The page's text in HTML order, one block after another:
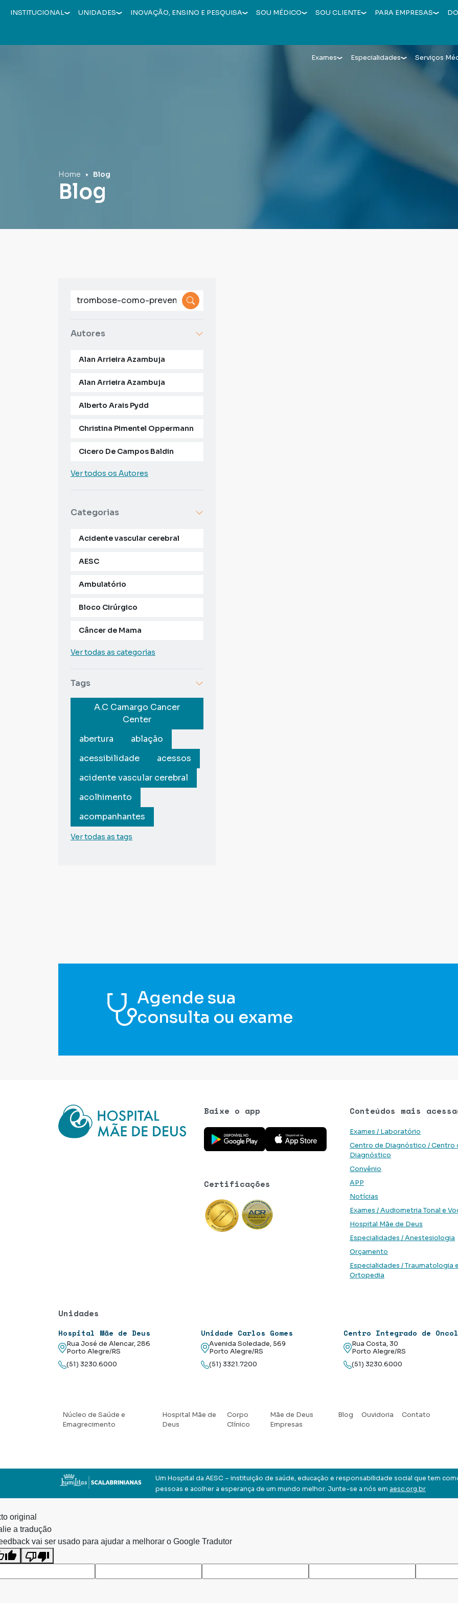
INSTITUCIONAL UNIDADES INOVAÇÃO, ENSINO E PESQUISA SOU MÉDICO SOU CLIENTE PARA EMPRESAS
Exames Especialidades Serviços
Home Blog
Blog
Autores
Alan Arrieira Azambuja
Alan Arrieira Azambuja
Alberto Arais Pydd
Christina Pimentel Oppermann
Cicero De Campos Baldin
Ver todos os Autores
Categorias
Acidente vascular cerebral
AESC
Ambulatório
Bloco Cirúrgico
Câncer de Mama
Ver todas as categorias
Tags
A.C Camargo Cancer
Center
abertura
ablação
acessibilidade
acessos
acidente vascular cerebral
acolhimento
acompanhantes
Ver todas as tags
Agende sua
consulta ou exame
Conteúdos mais
Exames / Laboratório
Centro de Diagnóstico / Centro
Diagnóstico
Convênio
APP
Notícias
Exames / Audiometria Tonal e
Hospital Mãe de Deus
Especialidades / Anestesiologia
Orçamento
Especialidades / Traumatologia e
Ortopedia
Baixe o app
Baixe o aplicativo na Google Play Store
Baixe o aplicativo na App Store
Certificações
Unidades
Hospital Mãe de Deus
Rua José de Alencar, 286
Porto Alegre/RS
(51) 3230.6000
Unidade Carlos Gomes
Avenida Soledade, 569
Porto Alegre/RS
(51) 3321.7200
Centro Integrado de
Rua Costa, 30
Porto Alegre/RS
(51) 3230.6000
Núcleo de Saúde e
Emagrecimento
Hospital Mãe de
Deus
Corpo
Clínico
Mãe de Deus
Empresas
Blog Ouvidoria Contato
Um Hospital da AESC – instituição de saúde, educação e responsabilidade social que tem
pessoas e acolher a esperança de um mundo melhor. Junte-se a nós em aesc.org.br
original
a tradução
vai ser usado para ajudar a melhorar o Google Tradutor